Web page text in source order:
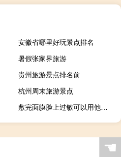
安徽省哪里好玩景点排名
暑假张家界旅游
贵州旅游景点排名前
杭州周末旅游景点
敷完面膜脸上过敏可以用他克莫司吗
☚